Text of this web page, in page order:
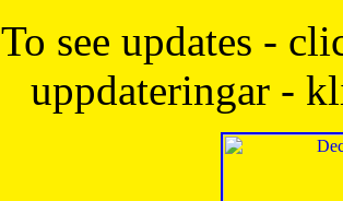
To see updates -
uppdateringar -